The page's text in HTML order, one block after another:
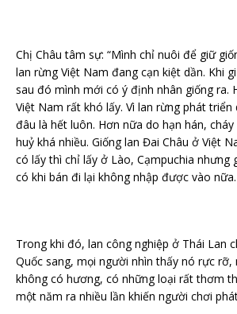
Chị Châu tâm sự: “Mình chỉ nuôi để giữ
lan rừng Việt Nam đang cạn kiệt dần. Khi
sau đó mình mới có ý định nhân giống ra.
Việt Nam rất khó lấy. Vì lan rừng phát
đâu là hết luôn. Hơn nữa do hạn hán,
huỷ khá nhiều. Giống lan Đai Châu ở Việt
có lấy thì chỉ lấy ở Lào, Cạmpuchia nhưng
có khi bán đi lại không nhập được vào nữa.
Trong khi đó, lan công nghiệp ở Thái Lan
Quốc sang, mọi người nhìn thấy nó rực rỡ,
không có hương, có những loại rất thơm
một năm ra nhiều lần khiến người chơi